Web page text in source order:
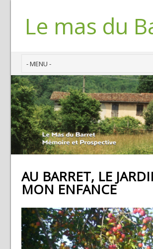
Le mas du
AU BARRET, LE
MON ENFANCE